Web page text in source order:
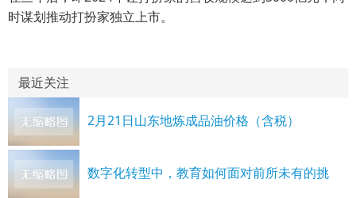
时谋划推动打扮家独立上市。
最近关注
2月21日山东地炼成品油价格（含税）
数字化转型中，教育如何面对前所未有的挑